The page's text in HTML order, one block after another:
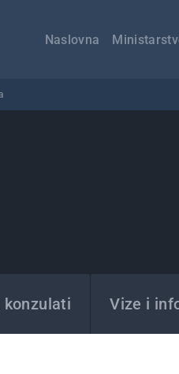
навигација
Naslovna
konzulati Vize i